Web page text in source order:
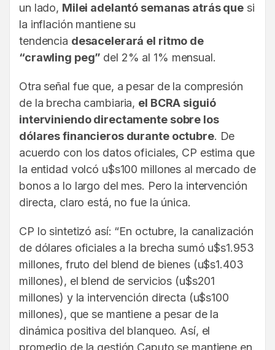
un lado, Milei adelantó semanas atrás que si
la inflación mantiene su
tendencia desacelerará el ritmo de
“crawling peg” del 2% al 1% mensual.
Otra señal fue que, a pesar de la compresión
de la brecha cambiaria, el BCRA siguió
interviniendo directamente sobre los
dólares financieros durante octubre. De
acuerdo con los datos oficiales, CP estima que
la entidad volcó u$s100 millones al mercado de
bonos a lo largo del mes. Pero la intervención
directa, claro está, no fue la única.
CP lo sintetizó así: “En octubre, la canalización
de dólares oficiales a la brecha sumó u$s1.953
millones, fruto del blend de bienes (u$s1.403
millones), el blend de servicios (u$s201
millones) y la intervención directa (u$s100
millones), que se mantiene a pesar de la
dinámica positiva del blanqueo. Así, el
promedio de la gestión Caputo se mantiene en